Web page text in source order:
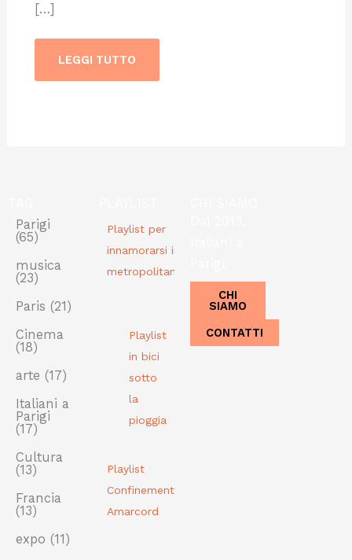
[…]
LEGGI TUTTO
CHI
SIAMO
CONTATTI
Playlist per
innamorarsi in
metropolitana
Playlist
in bici
sotto
la
pioggia
Playlist
Confinement
Amarcord
Parigi
(65)
musica
(23)
Paris(21)
Cinema
(18)
arte(17)
Italiani a
Parigi
(17)
Cultura
(13)
Francia
(13)
expo(11)